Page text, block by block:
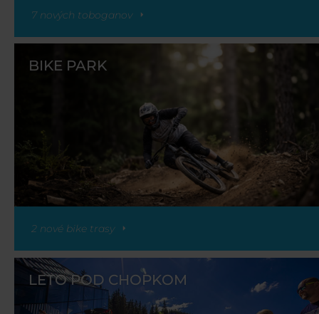
7 nových toboganov
BIKE PARK
2 nové bike trasy
LETO POD CHOPKOM